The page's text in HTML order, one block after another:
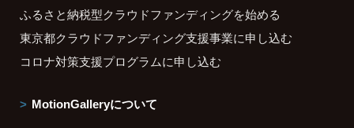
ふるさと納税型クラウドファンディングを始める
東京都クラウドファンディング支援事業に申し込む
コロナ対策支援プログラムに申し込む
MotionGalleryについて